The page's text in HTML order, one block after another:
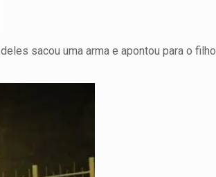
sacou uma arma e apontou para o filho